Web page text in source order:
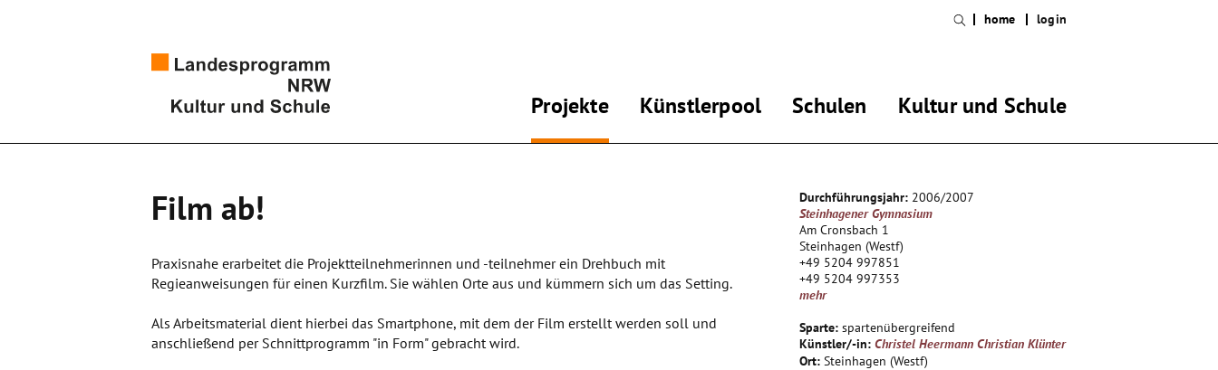
Projekte Künstlerpool Schulen Kultur und Schule
home login
Film ab!
Praxisnahe erarbeitet die Projektteilnehmerinnen und -teilnehmer ein Drehbuch mit
Regieanweisungen für einen Kurzfilm. Sie wählen Orte aus und kümmern sich um das Setting.
Als Arbeitsmaterial dient hierbei das Smartphone, mit dem der Film erstellt werden soll und
anschließend per Schnittprogramm "in Form" gebracht wird.
Durchführungsjahr: 2006/2007
Steinhagener Gymnasium
Am Cronsbach 1
Steinhagen (Westf)
+49 5204 997851
+49 5204 997353
mehr
Sparte: spartenübergreifend
Künstler/-in: Christel Heermann Christian Klünter
Ort: Steinhagen (Westf)